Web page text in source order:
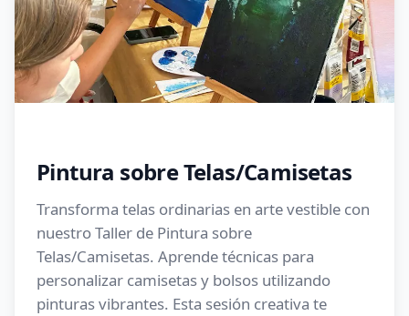
Pintura sobre Telas/Camisetas
Transforma telas ordinarias en arte vestible con
nuestro Taller de Pintura sobre
Telas/Camisetas. Aprende técnicas para
personalizar camisetas y bolsos utilizando
pinturas vibrantes. Esta sesión creativa te